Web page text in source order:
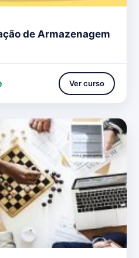
de Armazenagem
Ver curso